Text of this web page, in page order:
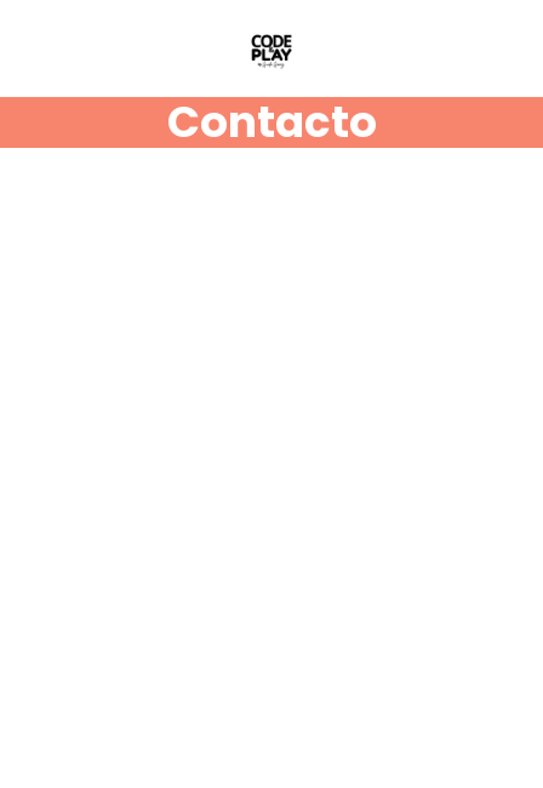
Contacto